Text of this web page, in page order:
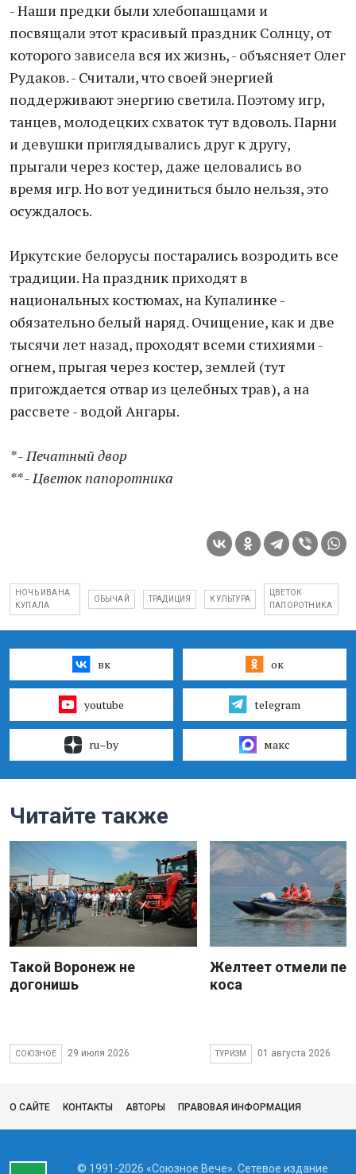
- Наши предки были хлебопашцами и
посвящали этот красивый праздник Солнцу, от
которого зависела вся их жизнь, - объясняет Олег
Рудаков. - Считали, что своей энергией
поддерживают энергию светила. Поэтому игр,
танцев, молодецких схваток тут вдоволь. Парни
и девушки приглядывались друг к другу,
прыгали через костер, даже целовались во
время игр. Но вот уединиться было нельзя, это
осуждалось.
Иркутские белорусы постарались возродить все
традиции. На праздник приходят в
национальных костюмах, на Купалинке -
обязательно белый наряд. Очищение, как и две
тысячи лет назад, проходят всеми стихиями -
огнем, прыгая через костер, землей (тут
пригождается отвар из целебных трав), а на
рассвете - водой Ангары.
* - Печатный двор
** - Цветок папоротника
НОЧЬ ИВАНА
КУПАЛА
ОБЫЧАЙ ТРАДИЦИЯ КУЛЬТУРА
ЦВЕТОК
ПАПОРОТНИКА
вк ок
youtube telegram
ru–by макс
Читайте также
Такой Воронеж не
догонишь
СОЮЗНОЕ 29 июля 2026
Желтеет отмели
коса
ТУРИЗМ 01 августа 2026
О САЙТЕ КОНТАКТЫ АВТОРЫ ПРАВОВАЯ ИНФОРМАЦИЯ
© 1991-2026 «Союзное Вече». Сетевое издание